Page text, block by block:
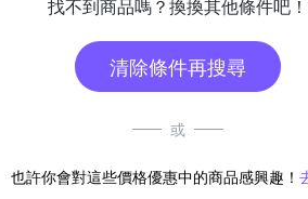
找不到商品嗎？換換其他條件吧！
清除條件再搜尋
或
也許你會對這些價格優惠中的商品感興趣！